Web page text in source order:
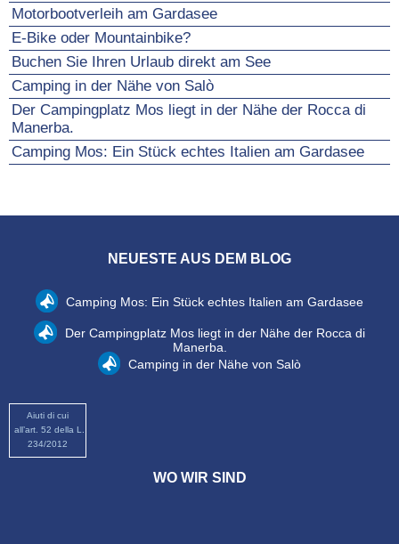
Motorbootverleih am Gardasee
E-Bike oder Mountainbike?
Buchen Sie Ihren Urlaub direkt am See
Camping in der Nähe von Salò
Der Campingplatz Mos liegt in der Nähe der Rocca di
Manerba.
Camping Mos: Ein Stück echtes Italien am Gardasee
NEUESTE AUS DEM BLOG
Camping Mos: Ein Stück echtes Italien am Gardasee
Der Campingplatz Mos liegt in der Nähe der Rocca di
Manerba.
Camping in der Nähe von Salò
Aiuti di cui
all’art. 52 della L.
234/2012
WO WIR SIND